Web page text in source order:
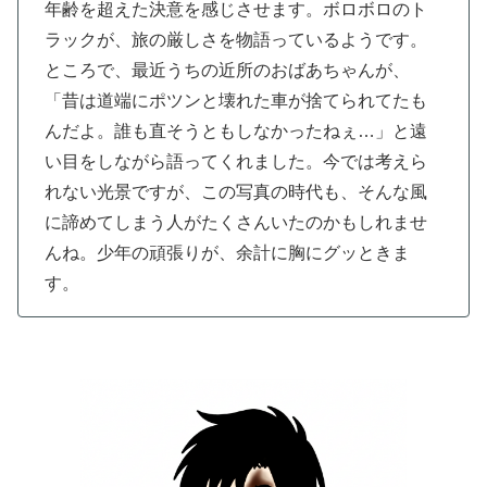
年齢を超えた決意を感じさせます。ボロボロのト
ラックが、旅の厳しさを物語っているようです。
ところで、最近うちの近所のおばあちゃんが、
「昔は道端にポツンと壊れた車が捨てられてたも
んだよ。誰も直そうともしなかったねぇ…」と遠
い目をしながら語ってくれました。今では考えら
れない光景ですが、この写真の時代も、そんな風
に諦めてしまう人がたくさんいたのかもしれませ
んね。少年の頑張りが、余計に胸にグッときま
す。